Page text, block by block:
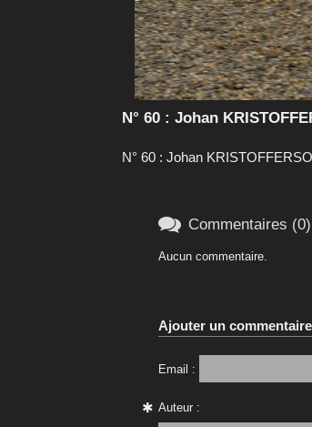
N° 60 : Johan
N° 60 : Johan
 Commentaires (0)
Aucun commentaire.
Ajouter un commentaire
Email :
Auteur :